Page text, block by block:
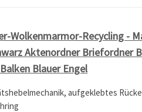
Wolkenmarmor-Recycling -
Aktenordner Briefordner
Blauer Engel
aufgeklebtes